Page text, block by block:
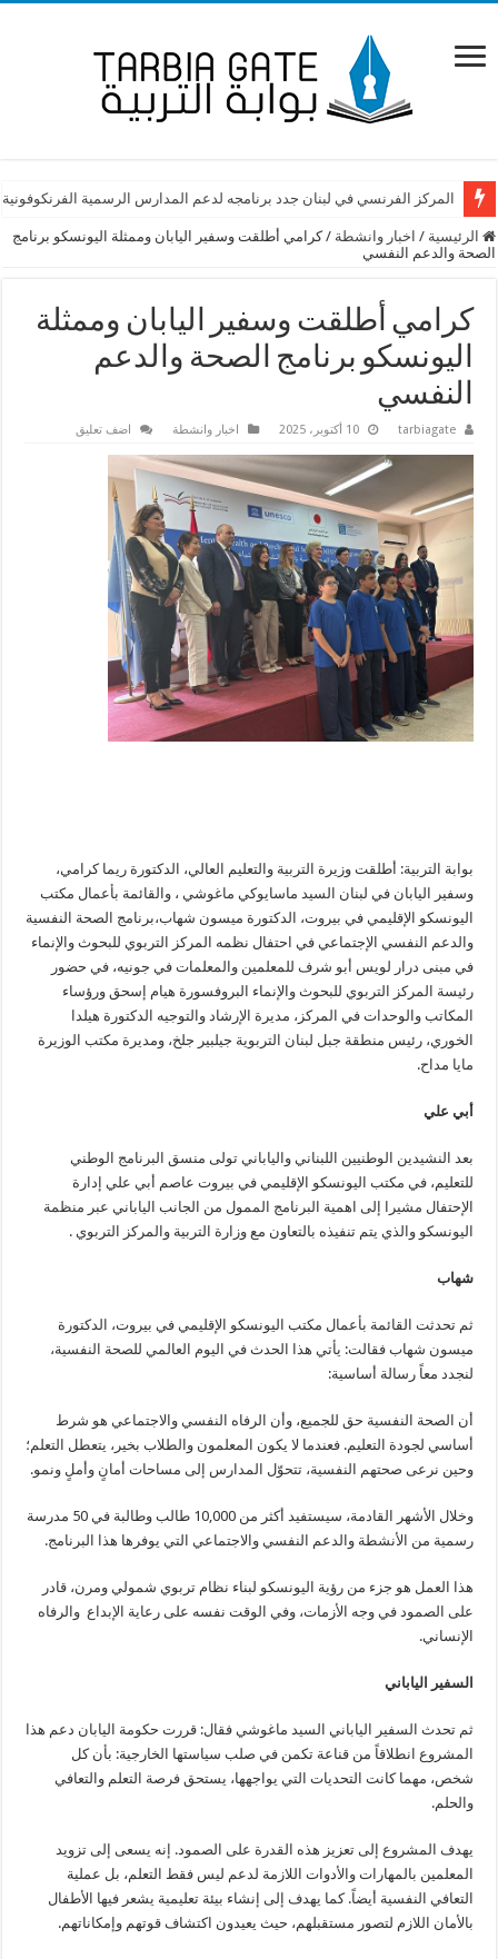
المركز الفرنسي في لبنان جدد برنامجه لدعم المدارس الرسمية
الرئيسية / اخبار وانشطة / كرامي أطلقت وسفير اليابان وممثلة اليونسكو برنامج
الصحة والدعم النفسي
كرامي أطلقت وسفير اليابان وممثلة
اليونسكو برنامج الصحة والدعم
النفسي
tarbiagate 10 أكتوبر، 2025 اخبار وانشطة اضف تعليق
بوابة التربية: أطلقت وزيرة التربية والتعليم العالي، الدكتورة ريما كرامي،
وسفير اليابان في لبنان السيد ماسايوكي ماغوشي ، والقائمة بأعمال مكتب
اليونسكو الإقليمي في بيروت، الدكتورة ميسون شهاب،برنامج الصحة النفسية
والدعم النفسي الإجتماعي في احتفال نظمه المركز التربوي للبحوث والإنماء
في مبنى درار لويس أبو شرف للمعلمين والمعلمات في جونيه، في حضور
رئيسة المركز التربوي للبحوث والإنماء البروفسورة هيام إسحق ورؤساء
المكاتب والوحدات في المركز، مديرة الإرشاد والتوجيه الدكتورة هيلدا
الخوري، رئيس منطقة جبل لبنان التربوية جيلبير جلخ، ومديرة مكتب الوزيرة
مايا مداح.
أبي علي
بعد النشيدين الوطنيين اللبناني والياباني تولى منسق البرنامج الوطني
للتعليم، في مكتب اليونسكو الإقليمي في بيروت عاصم أبي علي إدارة
الإحتفال مشيرا إلى اهمية البرنامج الممول من الجانب الياباني عبر منظمة
اليونسكو والذي يتم تنفيذه بالتعاون مع وزارة التربية والمركز التربوي .
شهاب
ثم تحدثت القائمة بأعمال مكتب اليونسكو الإقليمي في بيروت، الدكتورة
ميسون شهاب فقالت: يأتي هذا الحدث في اليوم العالمي للصحة النفسية،
لنجدد معاً رسالة أساسية:
أن الصحة النفسية حق للجميع، وأن الرفاه النفسي والاجتماعي هو شرط
أساسي لجودة التعليم. فعندما لا يكون المعلمون والطلاب بخير، يتعطل التعلم؛
وحين نرعى صحتهم النفسية، تتحوّل المدارس إلى مساحات أمانٍ وأملٍ ونمو.
وخلال الأشهر القادمة، سيستفيد أكثر من 10,000 طالب وطالبة في 50 مدرسة
رسمية من الأنشطة والدعم النفسي والاجتماعي التي يوفرها هذا البرنامج.
هذا العمل هو جزء من رؤية اليونسكو لبناء نظام تربوي شمولي ومرن، قادر
على الصمود في وجه الأزمات، وفي الوقت نفسه على رعاية الإبداع والرفاه
الإنساني.
السفير الياباني
ثم تحدث السفير الياباني السيد ماغوشي فقال: قررت حكومة اليابان دعم هذا
المشروع انطلاقاً من قناعة تكمن في صلب سياستها الخارجية: بأن كل
شخص، مهما كانت التحديات التي يواجهها، يستحق فرصة التعلم والتعافي
والحلم.
يهدف المشروع إلى تعزيز هذه القدرة على الصمود. إنه يسعى إلى تزويد
المعلمين بالمهارات والأدوات اللازمة لدعم ليس فقط التعلم، بل عملية
التعافي النفسية أيضاً. كما يهدف إلى إنشاء بيئة تعليمية يشعر فيها الأطفال
بالأمان اللازم لتصور مستقبلهم، حيث يعيدون اكتشاف قوتهم وإمكاناتهم.